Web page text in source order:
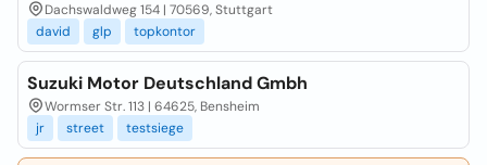
Dachswaldweg 154 | 70569, Stuttgart
david
glp topkontor
Suzuki Motor Deutschland Gmbh
Wormser Str. 113 | 64625, Bensheim
jr
street testsiege